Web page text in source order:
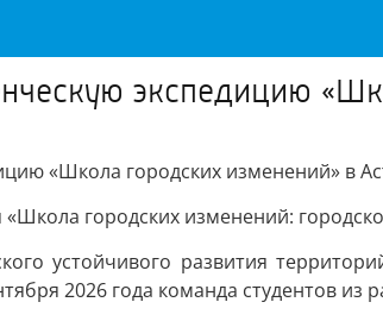
экспедицию
«Школа городских изменений» в
«Школа городских изменений:
устойчивого развития
2026 года команда студентов